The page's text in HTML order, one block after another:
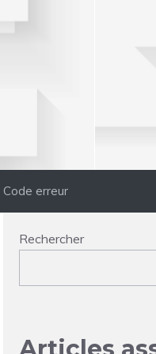
Code erreur
Rechercher